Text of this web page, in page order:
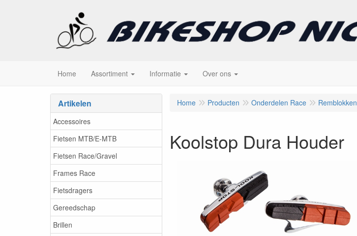
Home Assortiment Informatie Over ons
Artikelen
Accessoires
Fietsen MTB/E-MTB
Fietsen Race/Gravel
Frames Race
Fietsdragers
Gereedschap
Brillen
Home Producten Onderdelen Race Remblokken
Koolstop Dura Houder